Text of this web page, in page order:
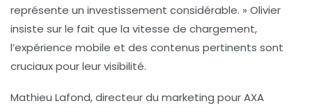
représente un investissement considérable. » Olivier
insiste sur le fait que la vitesse de chargement,
l’expérience mobile et des contenus pertinents sont
cruciaux pour leur visibilité.
Mathieu Lafond, directeur du marketing pourAXA